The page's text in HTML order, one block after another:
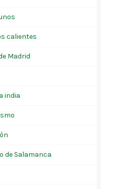
calientes
Madrid
india
de Salamanca